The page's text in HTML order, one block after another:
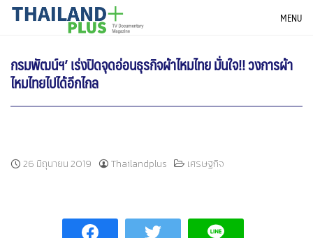
SkipTHAILANDPLUS NEWS MENU
กรมพัฒน์ฯ’ เร่งปิดจุดอ่อนธุรกิจผ้าไหมไทย มั่นใจ!! วงการผ้า
ไหมไทยไปได้อีกไกล
26 มิถุนายน 2019 Thailandplus เศรษฐกิจ